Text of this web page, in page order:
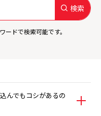
検索
ドで検索可能です。
んでもコシがあるの